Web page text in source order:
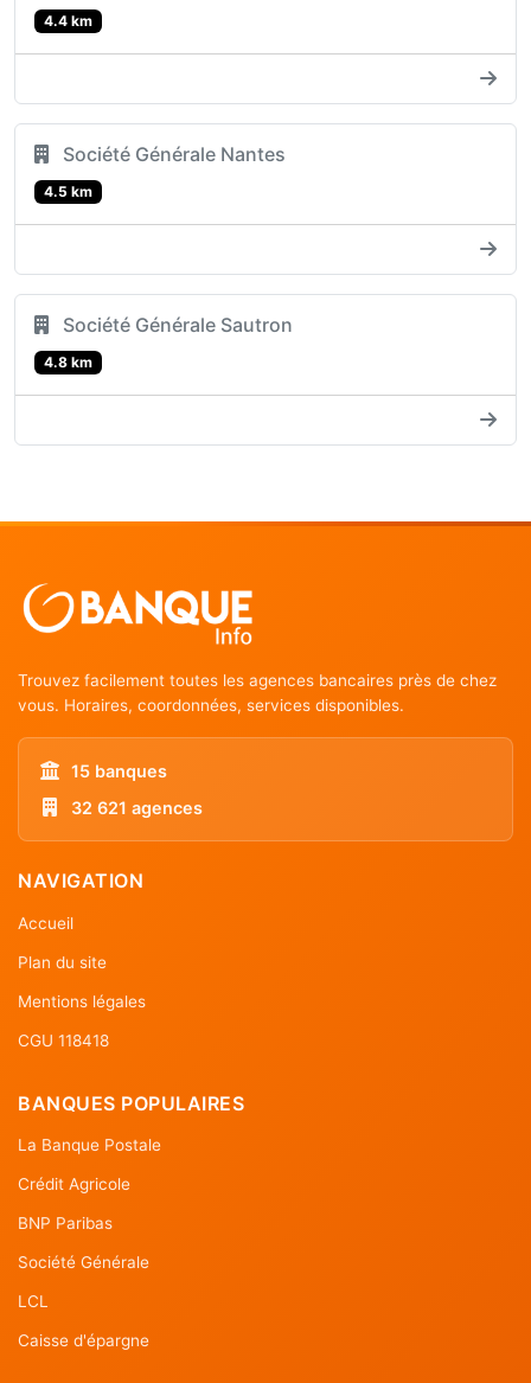
4.4 km
Société Générale Nantes
4.5 km
Société Générale Sautron
4.8 km
Trouvez facilement toutes les agences bancaires près de chez
vous. Horaires, coordonnées, services disponibles.
15 banques
32 621 agences
NAVIGATION
Accueil
Plan du site
Mentions légales
CGU 118418
BANQUES POPULAIRES
La Banque Postale
Crédit Agricole
BNP Paribas
Société Générale
LCL
Caisse d'épargne